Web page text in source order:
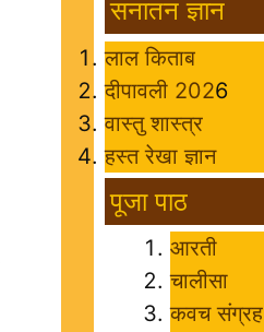
सनातन ज्ञान
लाल किताब
दीपावली 2026
वास्तु शास्त्र
हस्त रेखा ज्ञान
पूजा पाठ
आरती
चालीसा
कवच संग्रह